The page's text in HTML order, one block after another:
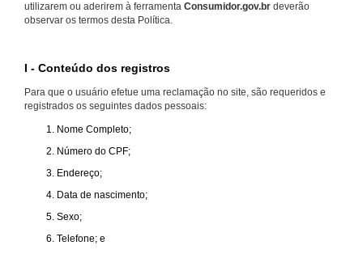
utilizarem ou aderirem à ferramenta Consumidor.gov.br deverão
observar os termos desta Política.
I - Conteúdo dos registros
Para que o usuário efetue uma reclamação no site, são requeridos e
registrados os seguintes dados pessoais:
Nome Completo;
Número do CPF;
Endereço;
Data de nascimento;
Sexo;
Telefone; e